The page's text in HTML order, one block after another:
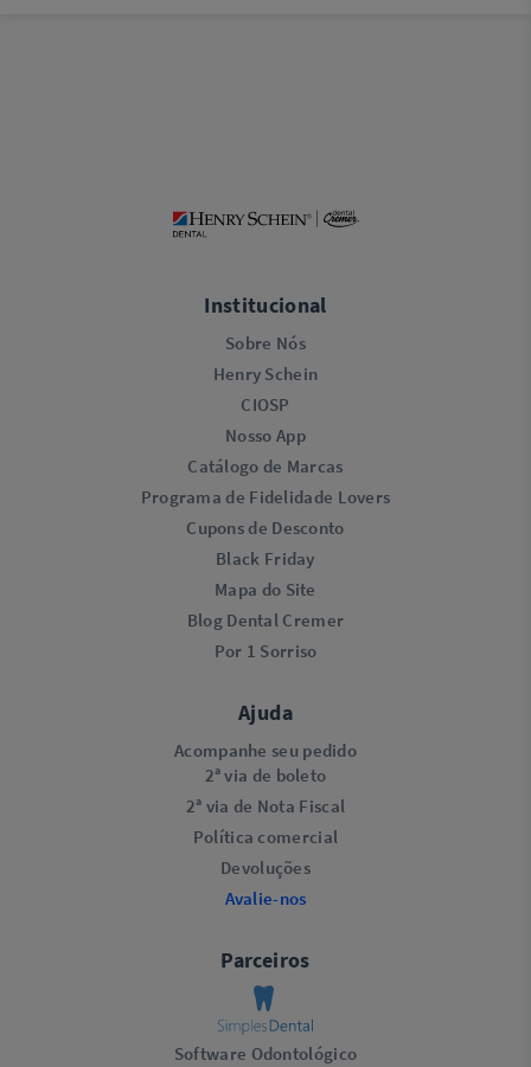
Institucional
Sobre Nós
Henry Schein
CIOSP
Nosso App
Catálogo de Marcas
Programa de Fidelidade Lovers​
Cupons de Desconto
Black Friday
Mapa do Site
Blog Dental Cremer
Por 1 Sorriso
Ajuda
Acompanhe seu pedido
2ª via de boleto
2ª via de Nota Fiscal
Política comercial
Devoluções
Avalie-nos
Parceiros
Software Odontológico